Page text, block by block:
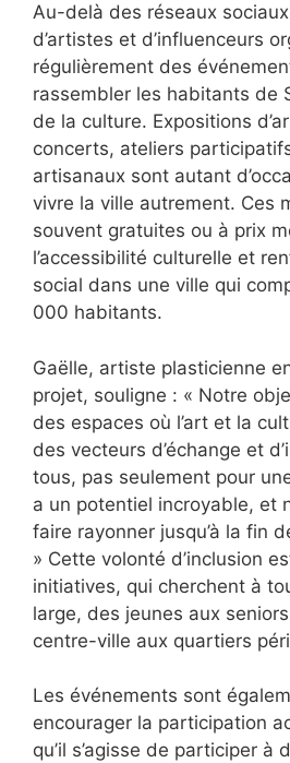
Au-delà des réseaux
d’artistes et d’influenceurs
régulièrement des
rassembler les habitants de
de la culture. Expositions
concerts, ateliers
artisanaux sont autant
vivre la ville autrement. Ces
souvent gratuites ou à prix
l’accessibilité culturelle et
social dans une ville qui
000 habitants.
Gaëlle, artiste plasticienne
projet, souligne : « Notre
des espaces où l’art et la
des vecteurs d’échange et
tous, pas seulement pour
a un potentiel incroyable, et
faire rayonner jusqu’à la fin
» Cette volonté d’inclusion
initiatives, qui cherchent à
large, des jeunes aux
centre-ville aux quartiers
Les événements sont
encourager la participation
qu’il s’agisse de participer à